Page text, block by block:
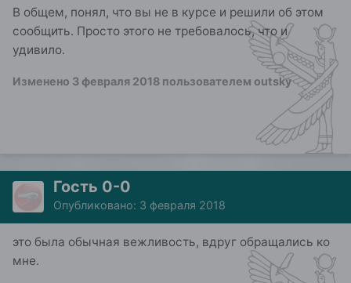
В общем, понял, что вы не в курсе и решили об этом
сообщить. Просто этого не требовалось, что и
удивило.
Изменено 3 февраля 2018 пользователем outsky
Гость 0-0
Опубликовано: 3 февраля 2018
это была обычная вежливость, вдруг обращались ко
мне.